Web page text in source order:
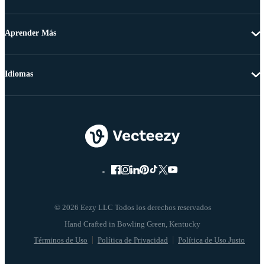
Aprender Más
© 2026 Eezy LLC Todos los derechos reservados
Términos de Uso Política de Privacidad Política de Uso Justo
Idiomas